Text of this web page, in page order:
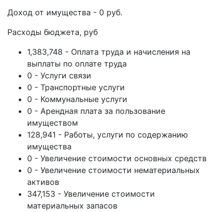
Доход от имущества - 0 руб.
Расходы бюджета, руб
1,383,748 - Оплата труда и начисления на
выплаты по оплате труда
0 - Услуги связи
0 - Транспортные услуги
0 - Коммунальные услуги
0 - Арендная плата за пользование
имуществом
128,941 - Работы, услуги по содержанию
имущества
0 - Увеличение стоимости основных средств
0 - Увеличение стоимости нематериальных
активов
347,153 - Увеличение стоимости
материальных запасов